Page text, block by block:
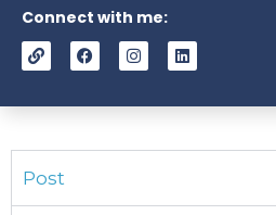
Connect with me:
Post